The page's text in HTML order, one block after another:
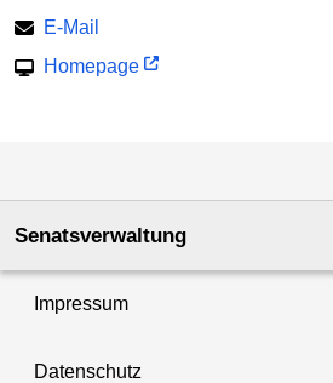
E-Mail
Homepage
Senatsverwaltung
Impressum
Datenschutz